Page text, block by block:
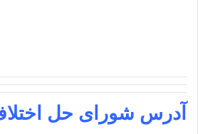
آدرس شورای حل